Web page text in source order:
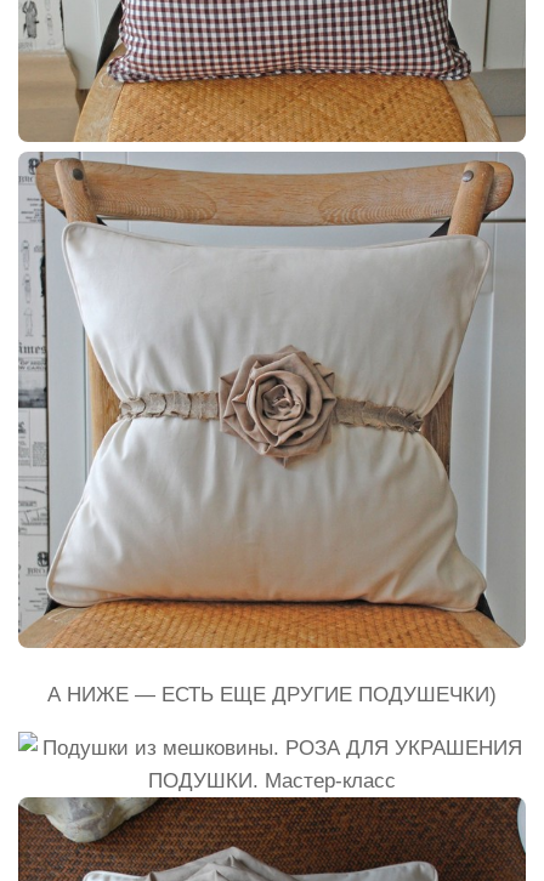
А НИЖЕ — ЕСТЬ ЕЩЕ ДРУГИЕ ПОДУШЕЧКИ)